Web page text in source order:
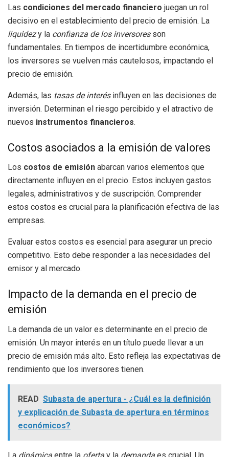
Las condiciones del mercado financiero juegan un rol
decisivo en el establecimiento del precio de emisión. La
liquidezy la confianza de los inversoresson
fundamentales. En tiempos de incertidumbre económica,
los inversores se vuelven más cautelosos, impactando el
precio de emisión.
Además, las tasas de interésinfluyen en las decisiones de
inversión. Determinan el riesgo percibido y el atractivo de
nuevos instrumentos financieros.
Costos asociados a la emisión de valores
Los costos de emisión abarcan varios elementos que
directamente influyen en el precio. Estos incluyen gastos
legales, administrativos y de suscripción. Comprender
estos costos es crucial para la planificación efectiva de las
empresas.
Evaluar estos costos es esencial para asegurar un precio
competitivo. Esto debe responder a las necesidades del
emisor y al mercado.
Impacto de la demanda en el precio de
emisión
La demanda de un valor es determinante en el precio de
emisión. Un mayor interés en un título puede llevar a un
precio de emisión más alto. Esto refleja las expectativas de
rendimiento que los inversores tienen.
READ Subasta de apertura - ¿Cuál es la definición
y explicación de Subasta de apertura en términos
económicos?